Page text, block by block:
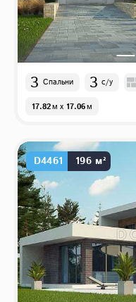
3 Спальни 3 с/у
17.82м x 17.06м
D4461 196 м²